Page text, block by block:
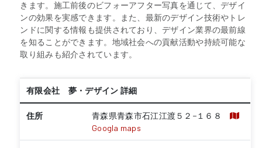
きます。施工前後のビフォーアフター写真を通じて、デザイ
ンの効果を実感できます。また、最新のデザイン技術やトレ
ンドに関する情報も提供されており、デザイン業界の最前線
を知ることができます。地域社会への貢献活動や持続可能な
取り組みも紹介されています。
有限会社 夢・デザイン 詳細
住所
青森県青森市石江江渡５２−１６８
Googla maps